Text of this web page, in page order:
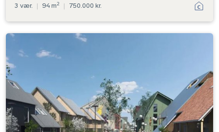
3 vær. | 94 m2 | 750.000 kr.
Ejerlejlighed:
Tagfatgade
16,
2.
2.,
7190
Billund